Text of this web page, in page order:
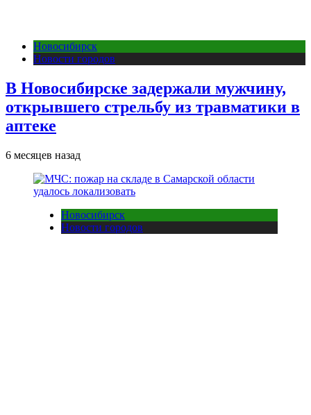
Новосибирск
Новости городов
В Новосибирске задержали мужчину,
открывшего стрельбу из травматики в
аптеке
6 месяцев назад
Новосибирск
Новости городов